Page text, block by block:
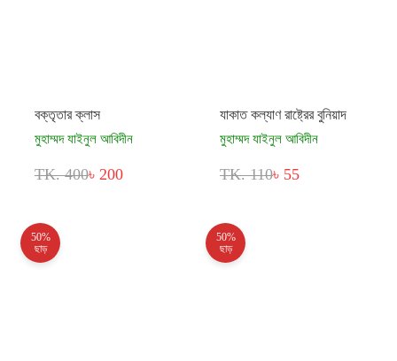
বক্তৃতার ক্লাস
মুহাম্মদ যাইনুল আবিদীন
TK. 400৳ 200
যাকাত কল্যাণ রাষ্ট্রের বুনিয়াদ
মুহাম্মদ যাইনুল আবিদীন
TK. 110৳ 55
50%
ছাড়
50%
ছাড়